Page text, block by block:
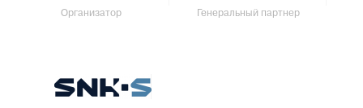
Организатор Генеральный партнер